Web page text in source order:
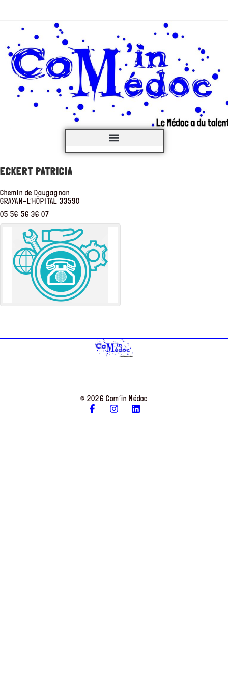
ECKERT PATRICIA
Chemin de Daugagnan
GRAYAN-L’HÔPITAL 33590
05 56 56 36 07
© 2026 Com’in Médoc